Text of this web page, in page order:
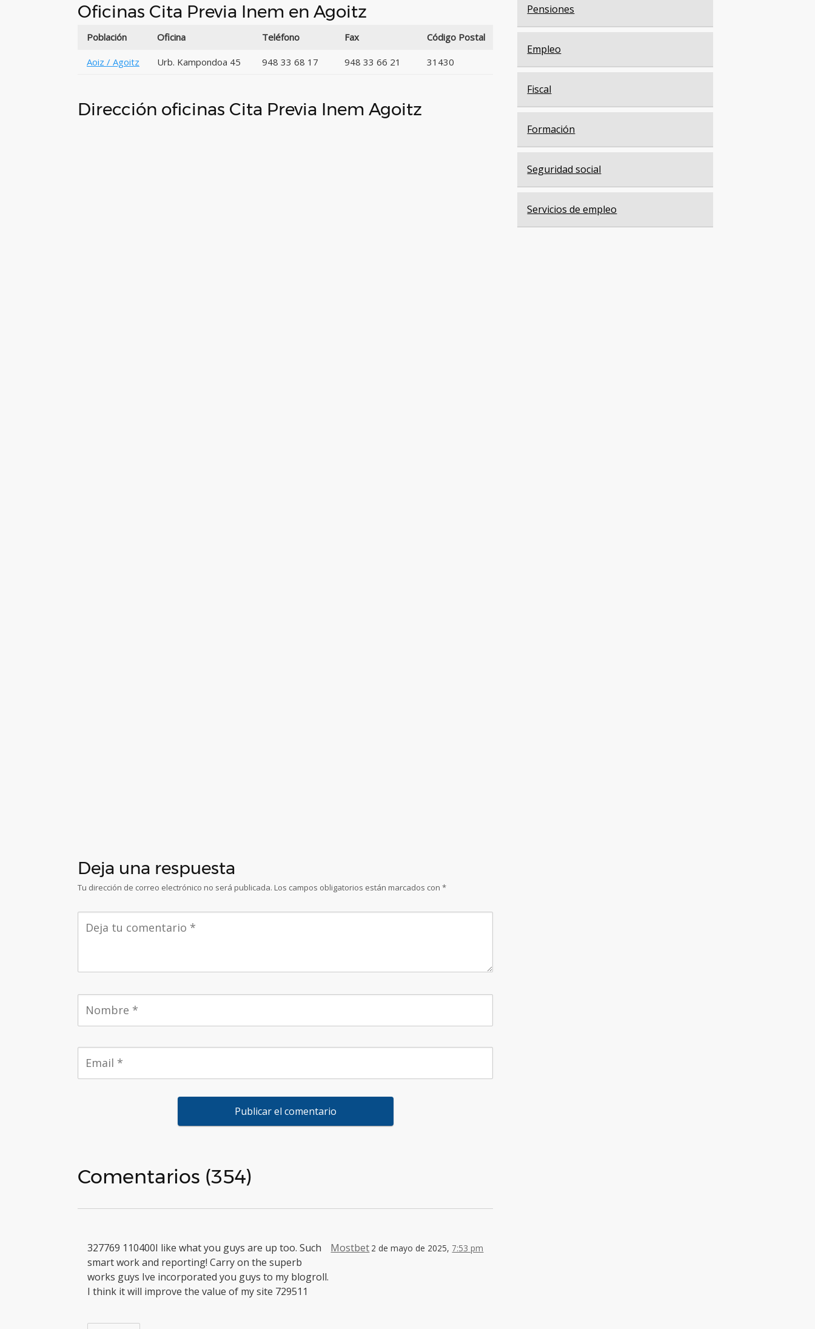
Oficinas Cita Previa Inem en Agoitz
Población Oficina Teléfono Fax Código Postal
Aoiz / Agoitz Urb. Kampondoa 45 948 33 68 17 948 33 66 21 31430
Dirección oficinas Cita Previa Inem Agoitz
Deja una respuesta
Tu dirección de correo electrónico no será publicada. Los campos obligatorios están marcados con *
Comentarios (354)
Mostbet 2 de mayo de 2025, 7:53 pm
327769 110400I like what you guys are up too. Such
smart work and reporting! Carry on the superb
works guys Ive incorporated you guys to my blogroll.
I think it will improve the value of my site 729511
Pensiones
Empleo
Fiscal
Formación
Seguridad social
Servicios de empleo